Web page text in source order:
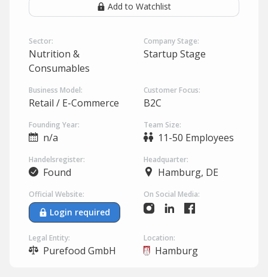
Add to Watchlist
Sector:
Nutrition &
Consumables
Company Stage:
Startup Stage
Business Model:
Retail / E-Commerce
Customer Focus:
B2C
Founding Year:
n/a
Team Size:
11-50 Employees
Handelsregister:
Found
Headquarter:
Hamburg, DE
Official Website:
Login required
On Social Media:
Legal Entity:
Purefood GmbH
Location:
Hamburg